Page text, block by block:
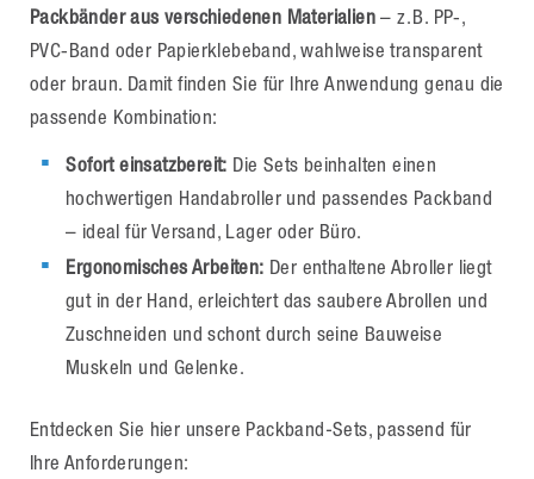
Packbänder aus verschiedenen Materialien – z. B. PP‑,
PVC‑Band oder Papierklebeband, wahlweise transparent
oder braun. Damit finden Sie für Ihre Anwendung genau die
passende Kombination:
Sofort einsatzbereit: Die Sets beinhalten einen
hochwertigen Handabroller und passendes Packband
– ideal für Versand, Lager oder Büro.
Ergonomisches Arbeiten: Der enthaltene Abroller liegt
gut in der Hand, erleichtert das saubere Abrollen und
Zuschneiden und schont durch seine Bauweise
Muskeln und Gelenke.
Entdecken Sie hier unsere Packband-Sets, passend für
Ihre Anforderungen: